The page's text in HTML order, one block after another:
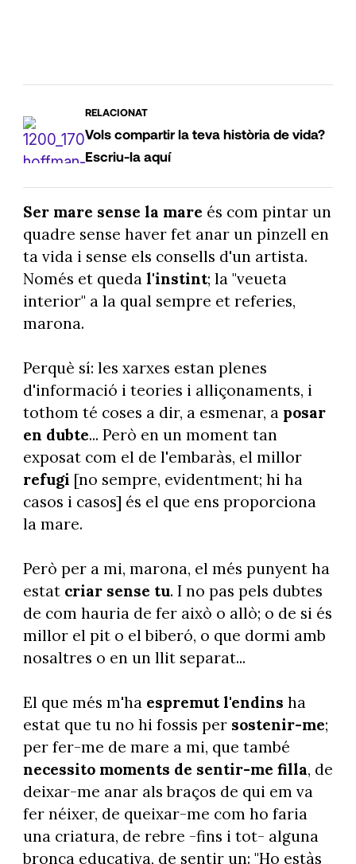
RELACIONAT
Vols compartir la teva història de vida?
Escriu-la aquí
Ser mare sense la mare és com pintar un
quadre sense haver fet anar un pinzell en
ta vida i sense els consells d'un artista.
Només et queda l'instint; la "veueta
interior" a la qual sempre et referies,
marona.
Perquè sí: les xarxes estan plenes
d'informació i teories i alliçonaments, i
tothom té coses a dir, a esmenar, a posar
en dubte... Però en un moment tan
exposat com el de l'embaràs, el millor
refugi [no sempre, evidentment; hi ha
casos i casos] és el que ens proporciona
la mare.
Però per a mi, marona, el més punyent ha
estat criar sense tu. I no pas pels dubtes
de com hauria de fer això o allò; o de si és
millor el pit o el biberó, o que dormi amb
nosaltres o en un llit separat...
El que més m'ha espremut l'endins ha
estat que tu no hi fossis per sostenir-me;
per fer-me de mare a mi, que també
necessito moments de sentir-me filla, de
deixar-me anar als braços de qui em va
fer néixer, de queixar-me com ho faria
una criatura, de rebre -fins i tot- alguna
bronca educativa, de sentir un: "Ho estàs